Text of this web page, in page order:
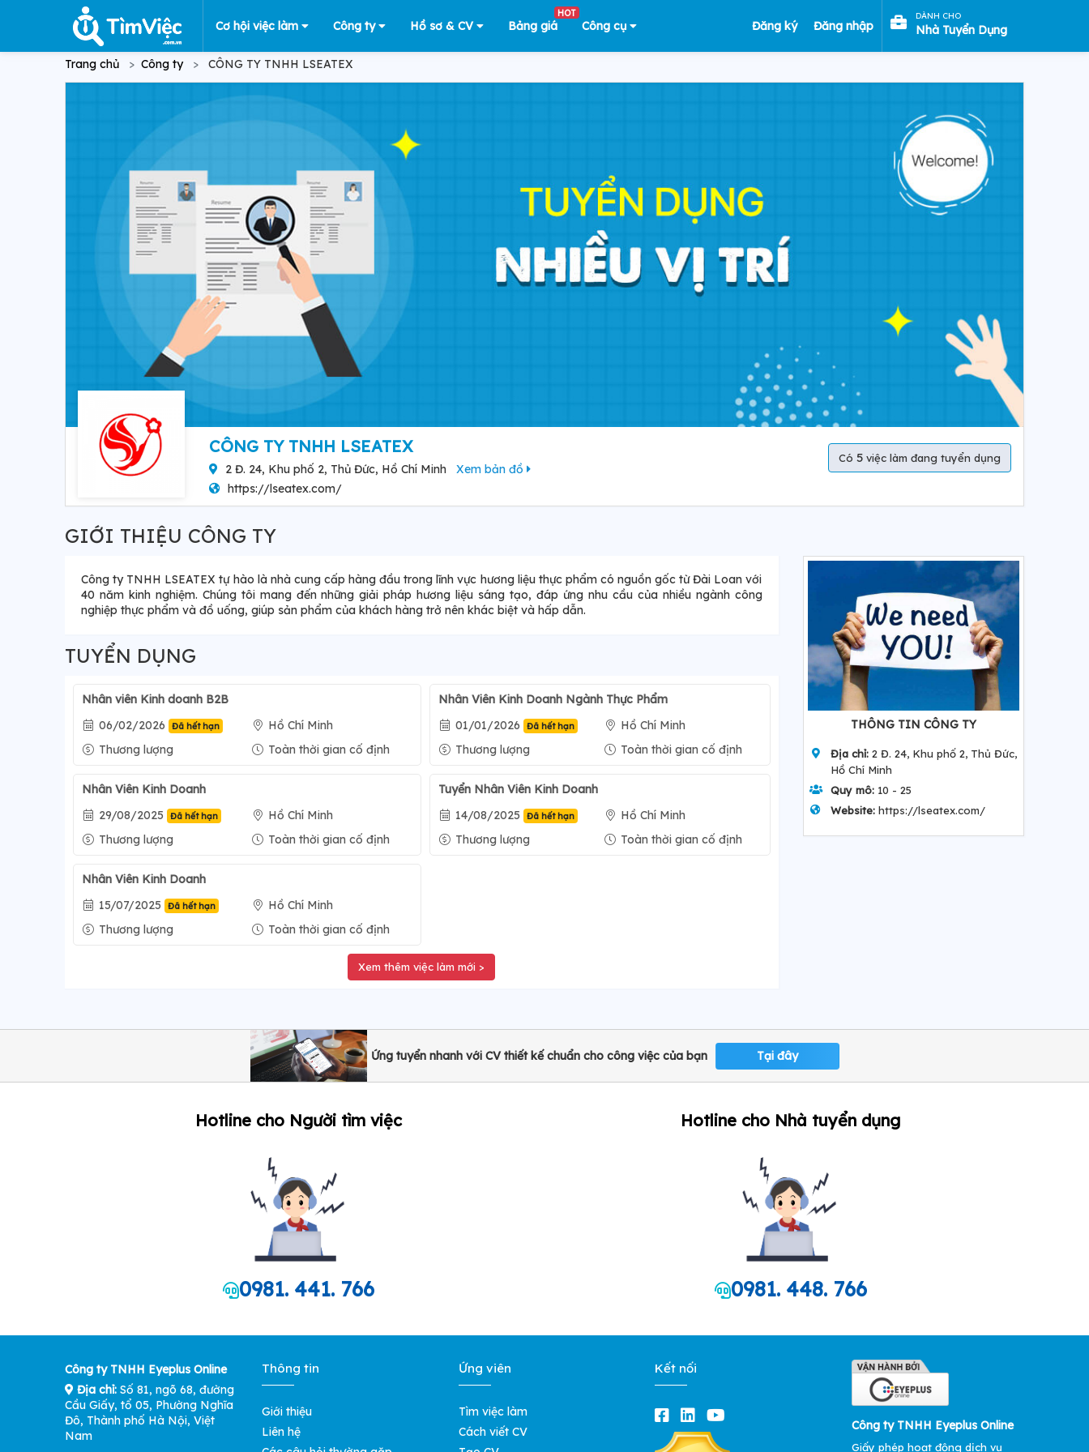
Cơ hội việc làm Công ty Hồ sơ & CV Bảng giá
HOT
Công cụ Đăng ký Đăng nhập
DÀNH CHO
Nhà Tuyển Dụng
Trang chủ Công ty CÔNG TY TNHH LSEATEX
CÔNG TY TNHH LSEATEX
2 Đ. 24, Khu phố 2, Thủ Đức, Hồ Chí Minh
Xem bản đồ
https://lseatex.com/
Có 5 việc làm đang tuyển dụng
GIỚI THIỆU CÔNG TY
Công ty TNHH LSEATEX tự hào là nhà cung cấp hàng đầu trong lĩnh vực hương liệu thực phẩm có nguồn gốc từ Đài Loan với
40 năm kinh nghiệm. Chúng tôi mang đến những giải pháp hương liệu sáng tạo, đáp ứng nhu cầu của nhiều ngành công
nghiệp thực phẩm và đồ uống, giúp sản phẩm của khách hàng trở nên khác biệt và hấp dẫn.
TUYỂN DỤNG
Nhân viên Kinh doanh B2B
06/02/2026
Đã hết hạn
Hồ Chí Minh
Thương lượng
Toàn thời gian cố định
Nhân Viên Kinh Doanh Ngành Thực Phẩm
01/01/2026 Đã hết hạn
Hồ Chí Minh
Thương lượng
Toàn thời gian cố định
Nhân Viên Kinh Doanh
29/08/2025
Đã hết hạn
Hồ Chí Minh
Thương lượng
Toàn thời gian cố định
Tuyển Nhân Viên Kinh Doanh
14/08/2025 Đã hết hạn
Hồ Chí Minh
Thương lượng
Toàn thời gian cố định
Nhân Viên Kinh Doanh
15/07/2025
Đã hết hạn
Hồ Chí Minh
Thương lượng
Toàn thời gian cố định
Xem thêm việc làm mới >
THÔNG TIN CÔNG TY
Địa chỉ:2 Đ. 24, Khu phố 2, Thủ Đức,
Hồ Chí Minh
Quy mô:10 - 25
Website:https://lseatex.com/
Ứng tuyển nhanh với CV thiết kế chuẩn cho công việc của bạn Tại đây
Hotline cho Người tìm việc
0981. 441. 766
Hotline cho Nhà tuyển dụng
0981. 448. 766
Công ty TNHH Eyeplus Online
Địa chỉ: Số 81, ngõ 68, đường
Cầu Giấy, tổ 05, Phường Nghĩa
Đô, Thành phố Hà Nội, Việt
Nam
Thông tin
Giới thiệu
Liên hệ
Ứng viên
Tìm việc làm
Cách viết CV
Kết nối
Công ty TNHH Eyeplus Online
Giấy phép hoạt động dịch vụ